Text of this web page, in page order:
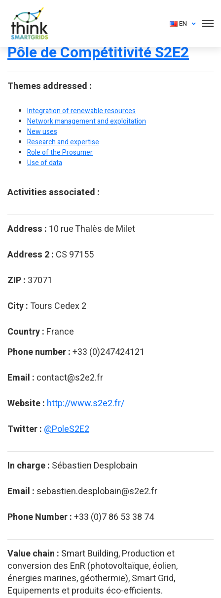
EN
Pôle de Compétitivité S2E2
Themes addressed :
Integration of renewable resources
Network management and exploitation
New uses
Research and expertise
Role of the Prosumer
Use of data
Activities associated :
Address : 10 rue Thalès de Milet
Address 2 : CS 97155
ZIP : 37071
City : Tours Cedex 2
Country : France
Phone number :+33 (0)247424121
Email : contact@s2e2.fr
Website :http://www.s2e2.fr/
Twitter : @PoleS2E2
In charge : Sébastien Desplobain
Email : sebastien.desplobain@s2e2.fr
Phone Number :+33 (0)7 86 53 38 74
Value chain : Smart Building, Production et
conversion des EnR (photovoltaïque, éolien,
énergies marines, géothermie), Smart Grid,
Equipements et produits éco-efficients.